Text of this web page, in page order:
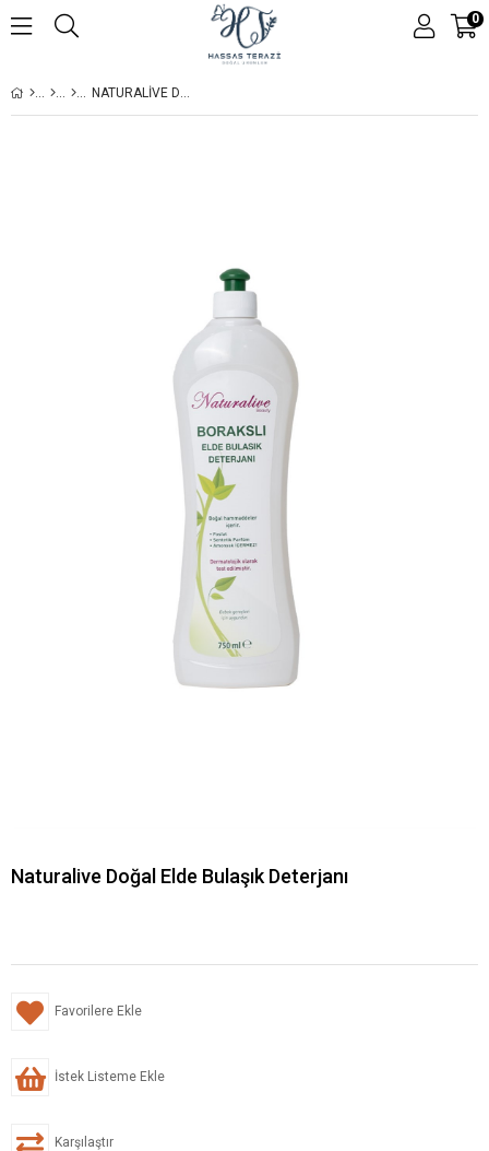
0
NATURALIVE DOĞAL ELDE BULAŞIK DETERJANI
Naturalive Doğal Elde Bulaşık Deterjanı
Favorilere Ekle
İstek Listeme Ekle
Karşılaştır